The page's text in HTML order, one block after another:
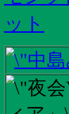
ット